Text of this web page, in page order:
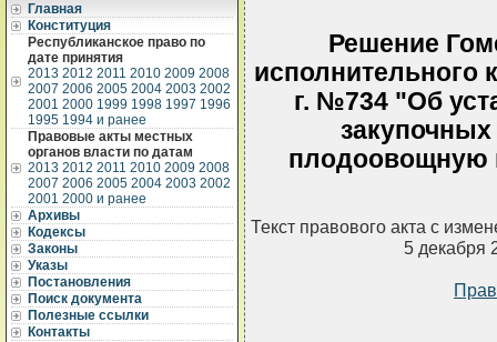
Главная
Конституция
Республиканское право по
дате принятия
2013 2012 2011 2010 2009 2008
2007 2006 2005 2004 2003 2002
2001 2000 1999 1998 1997 1996
1995 1994 и ранее
Правовые акты местных
органов власти по датам
2013 2012 2011 2010 2009 2008
2007 2006 2005 2004 2003 2002
2001 2000 и ранее
Архивы
Кодексы
Законы
Указы
Постановления
Поиск документа
Полезные ссылки
Контакты
Решение
исполнительного
г. №734 "Об
плодоовощную
Текст правового акта с
5 декабря